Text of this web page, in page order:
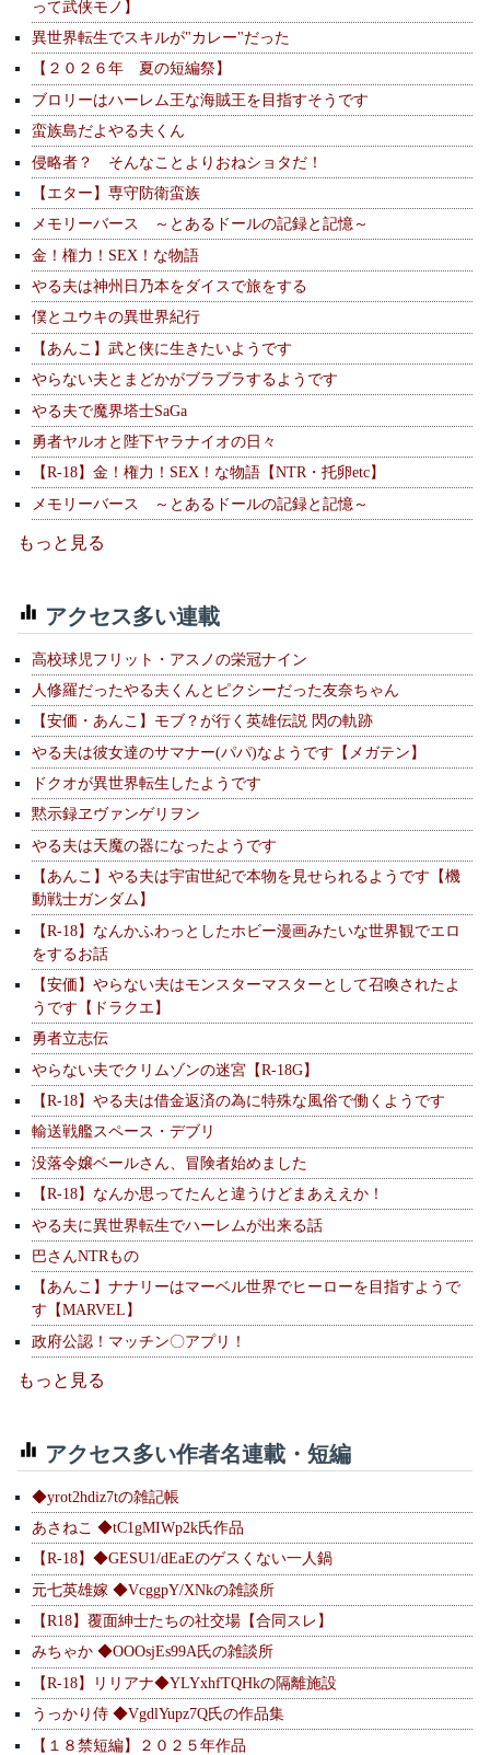
って武侠モノ】
異世界転生でスキルが"カレー"だった
【２０２６年 夏の短編祭】
ブロリーはハーレム王な海賊王を目指すそうです
蛮族島だよやる夫くん
侵略者？ そんなことよりおねショタだ！
【エター】専守防衛蛮族
メモリーバース ～とあるドールの記録と記憶～
金！権力！SEX！な物語
やる夫は神州日乃本をダイスで旅をする
僕とユウキの異世界紀行
【あんこ】武と侠に生きたいようです
やらない夫とまどかがブラブラするようです
やる夫で魔界塔士SaGa
勇者ヤルオと陛下ヤラナイオの日々
【R-18】金！権力！SEX！な物語【NTR・托卵etc】
メモリーバース ～とあるドールの記録と記憶～
もっと見る
アクセス多い連載
高校球児フリット・アスノの栄冠ナイン
人修羅だったやる夫くんとピクシーだった友奈ちゃん
【安価・あんこ】モブ？が行く英雄伝説 閃の軌跡
やる夫は彼女達のサマナー(パパ)なようです【メガテン】
ドクオが異世界転生したようです
黙示録ヱヴァンゲリヲン
やる夫は天魔の器になったようです
【あんこ】やる夫は宇宙世紀で本物を見せられるようです【機
動戦士ガンダム】
【R-18】なんかふわっとしたホビー漫画みたいな世界観でエロ
をするお話
【安価】やらない夫はモンスターマスターとして召喚されたよ
うです【ドラクエ】
勇者立志伝
やらない夫でクリムゾンの迷宮【R-18G】
【R-18】やる夫は借金返済の為に特殊な風俗で働くようです
輸送戦艦スペース・デブリ
没落令嬢ベールさん、冒険者始めました
【R-18】なんか思ってたんと違うけどまあええか！
やる夫に異世界転生でハーレムが出来る話
巴さんNTRもの
【あんこ】ナナリーはマーベル世界でヒーローを目指すようで
す【MARVEL】
政府公認！マッチン〇アプリ！
もっと見る
アクセス多い作者名連載・短編
◆yrot2hdiz7tの雑記帳
あさねこ ◆tC1gMIWp2k氏作品
【R-18】◆GESU1/dEaEのゲスくない一人鍋
元七英雄嫁 ◆VcggpY/XNkの雑談所
【R18】覆面紳士たちの社交場【合同スレ】
みちゃか ◆OOOsjEs99A氏の雑談所
【R-18】リリアナ◆YLYxhfTQHkの隔離施設
うっかり侍 ◆VgdlYupz7Q氏の作品集
【１８禁短編】２０２５年作品